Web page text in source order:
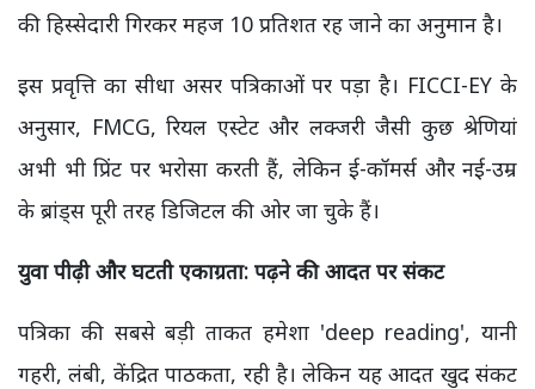
की हिस्सेदारी गिरकर महज 10 प्रतिशत रह जाने का अनुमान है।
इस प्रवृत्ति का सीधा असर पत्रिकाओं पर पड़ा है। FICCI-EY के
अनुसार, FMCG, रियल एस्टेट और लक्जरी जैसी कुछ श्रेणियां
अभी भी प्रिंट पर भरोसा करती हैं, लेकिन ई-कॉमर्स और नई-उम्र
के ब्रांड्स पूरी तरह डिजिटल की ओर जा चुके हैं।
युवा पीढ़ी और घटती एकाग्रता: पढ़ने की आदत पर संकट
पत्रिका की सबसे बड़ी ताकत हमेशा 'deep reading', यानी
गहरी, लंबी, केंद्रित पाठकता, रही है। लेकिन यह आदत खुद संकट